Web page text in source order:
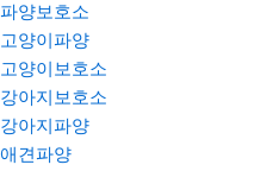
파양보호소
고양이파양
고양이보호소
강아지보호소
강아지파양
애견파양